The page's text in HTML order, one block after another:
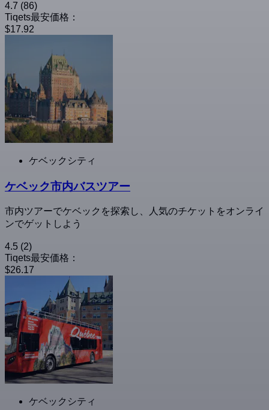
4.7 (86)
Tiqets最安価格：
$17.92
ケベックシティ
ケベック市内バスツアー
市内ツアーでケベックを探索し、人気のチケットをオンライ
ンでゲットしよう
4.5 (2)
Tiqets最安価格：
$26.17
ケベックシティ